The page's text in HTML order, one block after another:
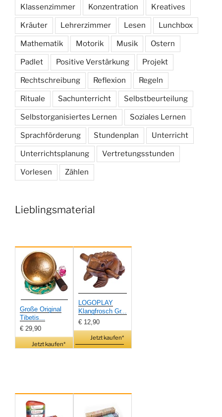
Klassenzimmer Konzentration Kreatives
Kräuter Lehrerzimmer Lesen Lunchbox
Mathematik Motorik Musik Ostern
Padlet Positive Verstärkung Projekt
Rechtschreibung Reflexion Regeln
Rituale Sachunterricht Selbstbeurteilung
Selbstorganisiertes Lernen Soziales Lernen
Sprachförderung Stundenplan Unterricht
Unterrichtsplanung Vertretungsstunden
Vorlesen Zählen
Lieblingsmaterial
Große Original
Tibetis...
€ 29,90
Jetzt kaufen*
LOGOPLAY
Klangfrosch Gr...
€ 12,90
Jetzt kaufen*